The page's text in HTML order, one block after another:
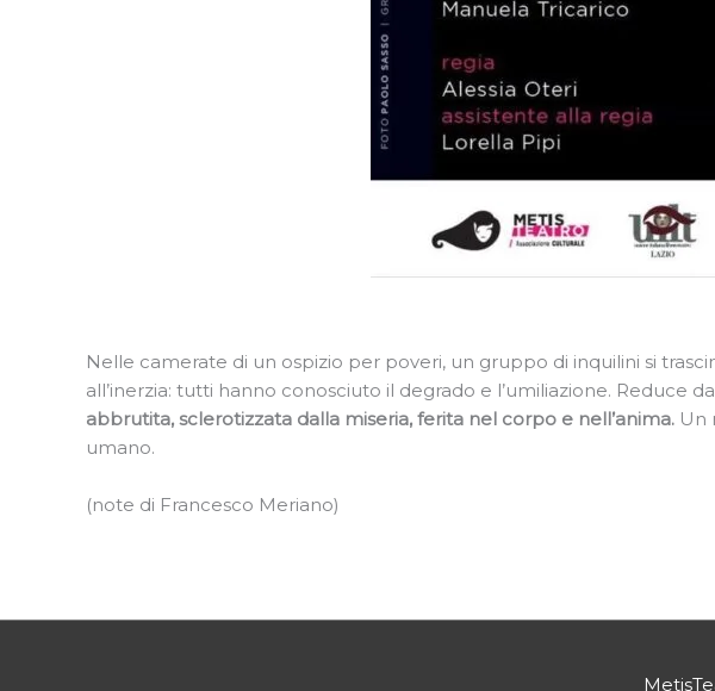
Nelle camerate di un ospizio per poveri, un gruppo di inquilini si
all’inerzia: tutti hanno conosciuto il degrado e l’umiliazione. Reduce
abbrutita, sclerotizzata dalla miseria, ferita nel corpo e nell’anima. Un
umano.
(note di Francesco Meriano)